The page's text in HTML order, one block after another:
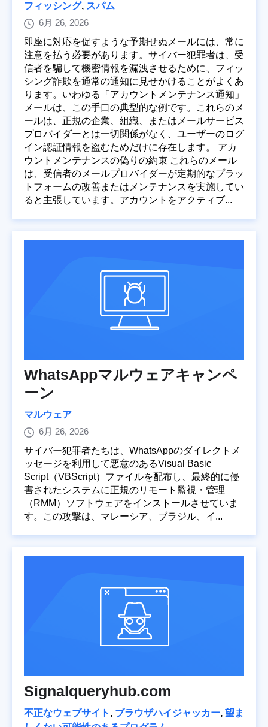
フィッシング, スパム
6月 26, 2026
即座に対応を促すような予期せぬメールには、常に
注意を払う必要があります。サイバー犯罪者は、受
信者を騙して機密情報を漏洩させるために、フィッ
シング詐欺を通常の通知に見せかけることがよくあ
ります。いわゆる「アカウントメンテナンス通知」
メールは、この手口の典型的な例です。これらのメ
ールは、正規の企業、組織、またはメールサービス
プロバイダーとは一切関係がなく、ユーザーのログ
イン認証情報を盗むためだけに存在します。 アカ
ウントメンテナンスの偽りの約束 これらのメール
は、受信者のメールプロバイダーが定期的なプラッ
トフォームの改善またはメンテナンスを実施してい
ると主張しています。アカウントをアクティブ...
WhatsAppマルウェアキャンペ
ーン
マルウェア
6月 26, 2026
サイバー犯罪者たちは、WhatsAppのダイレクトメ
ッセージを利用して悪意のあるVisual Basic
Script（VBScript）ファイルを配布し、最終的に侵
害されたシステムに正規のリモート監視・管理
（RMM）ソフトウェアをインストールさせていま
す。この攻撃は、マレーシア、ブラジル、イ...
Signalqueryhub.com
不正なウェブサイト , ブラウザハイジャッカー, 望ま